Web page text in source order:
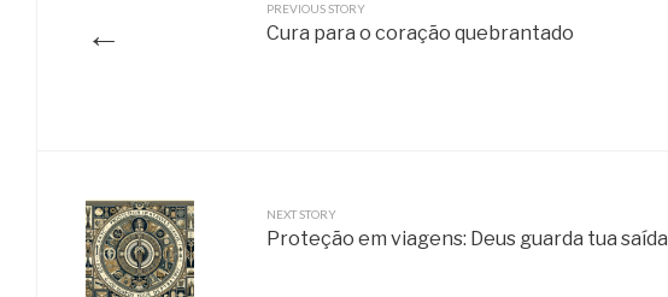
←
PREVIOUS STORY
Cura para o coração quebrantado
NEXT STORY
Proteção em viagens: Deus guarda tua saída